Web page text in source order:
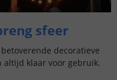
sfeer
decoratieve
altijd klaar voor gebruik.